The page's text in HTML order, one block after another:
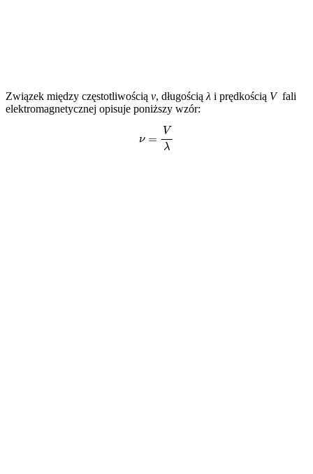
Związek między częstotliwością ν, długością λ i prędkością Vfali
elektromagnetycznej opisuje poniższy wzór:
Vλ